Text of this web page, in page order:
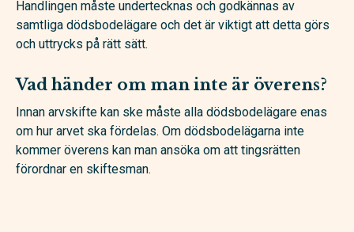
Handlingen måste undertecknas och godkännas av
samtliga dödsbodelägare och det är viktigt att detta görs
och uttrycks på rätt sätt.
Vad händer om man inte är överens?
Innan arvskifte kan ske måste alla dödsbodelägare enas
om hur arvet ska fördelas. Om dödsbodelägarna inte
kommer överens kan man ansöka om att tingsrätten
förordnar en skiftesman.